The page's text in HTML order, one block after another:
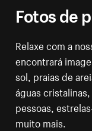
Fotos de
Relaxe com a
encontrará
sol, praias de
águas
pessoas,
muito mais.